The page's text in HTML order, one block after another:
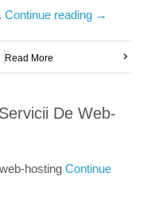
Continue reading →
Read More
De Web-
hosting Continue